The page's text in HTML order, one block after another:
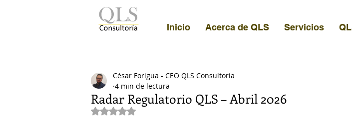
Inicio Acerca de QLS Servicios
Radar Regulatorio QLS – Abril 2026
César Forigua - CEO QLS Consultoría
4 min de lectura
Obtuvo NaN de 5 estrellas.